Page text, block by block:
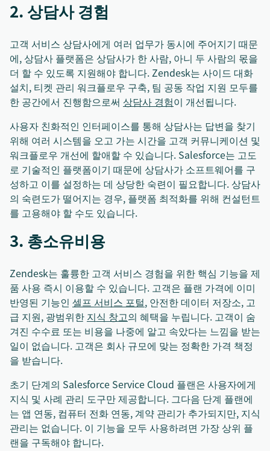
2. 상담사 경험
고객 서비스 상담사에게 여러 업무가 동시에 주어지기 때문
에, 상담사 플랫폼은 상담사가 한 사람, 아니 두 사람의 몫을
더 할 수 있도록 지원해야 합니다. Zendesk는 사이드 대화
설치, 티켓 관리 워크플로우 구축, 팀 공동 작업 지원 모두를
한 공간에서 진행함으로써 상담사 경험이 개선됩니다.
사용자 친화적인 인터페이스를 통해 상담사는 답변을 찾기
위해 여러 시스템을 오고 가는 시간을 고객 커뮤니케이션 및
워크플로우 개선에 할애할 수 있습니다. Salesforce는 고도
로 기술적인 플랫폼이기 때문에 상담사가 소프트웨어를 구
성하고 이를 설정하는 데 상당한 숙련이 필요합니다. 상담사
의 숙련도가 떨어지는 경우, 플랫폼 최적화를 위해 컨설턴트
를 고용해야 할 수도 있습니다.
3. 총소유비용
Zendesk는 훌륭한 고객 서비스 경험을 위한 핵심 기능을 제
품 사용 즉시 이용할 수 있습니다. 고객은 플랜 가격에 이미
반영된 기능인 셀프 서비스 포털, 안전한 데이터 저장소, 고
급 지원, 광범위한 지식 창고의 혜택을 누립니다. 고객이 숨
겨진 수수료 또는 비용을 나중에 알고 속았다는 느낌을 받는
일이 없습니다. 고객은 회사 규모에 맞는 정확한 가격 책정
을 받습니다.
초기 단계의 Salesforce Service Cloud 플랜은 사용자에게
지식 및 사례 관리 도구만 제공합니다. 그다음 단계 플랜에
는 앱 연동, 컴퓨터 전화 연동, 계약 관리가 추가되지만, 지식
관리는 없습니다. 이 기능을 모두 사용하려면 가장 상위 플
랜을 구독해야 합니다.